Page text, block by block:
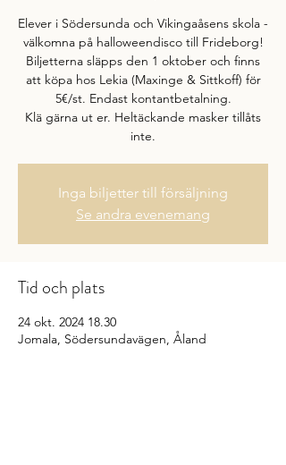
Elever i Södersunda och Vikingaåsens skola -
välkomna på halloweendisco till Frideborg!
Biljetterna släpps den 1 oktober och finns
att köpa hos Lekia (Maxinge & Sittkoff) för
5€/st. Endast kontantbetalning.
Klä gärna ut er. Heltäckande masker tillåts
inte.
Inga biljetter till försäljning
Se andra evenemang
Tid och plats
24 okt. 2024 18.30
Jomala, Södersundavägen, Åland